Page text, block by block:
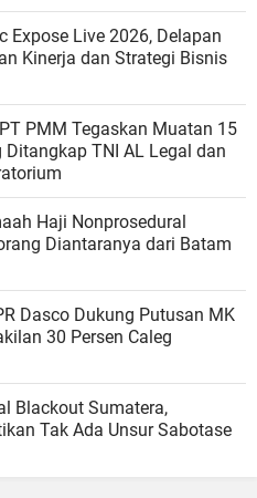
Expose Live 2026, Delapan
Kinerja dan Strategi Bisnis
PMM Tegaskan Muatan 15
Ditangkap TNI AL Legal dan
Haji Nonprosedural
Diantaranya dari Batam
Dasco Dukung Putusan MK
30 Persen Caleg
Blackout Sumatera,
Tak Ada Unsur Sabotase